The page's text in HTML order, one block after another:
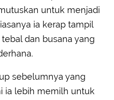
untuk menjadi
ia kerap tampil
dan busana yang
sebelumnya yang
ia lebih memilh untuk